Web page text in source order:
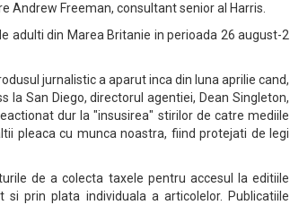
Freeman, consultant senior al Harris.
adulti din Marea Britanie in perioada 26 august-2
jurnalistic a aparut inca din luna aprilie cand,
la San Diego, directorul agentiei, Dean Singleton,
dur la "insusirea" stirilor de catre mediile
pleaca cu munca noastra, fiind protejati de legi
de a colecta taxele pentru accesul la editiile
prin plata individuala a articolelor. Publicatiile